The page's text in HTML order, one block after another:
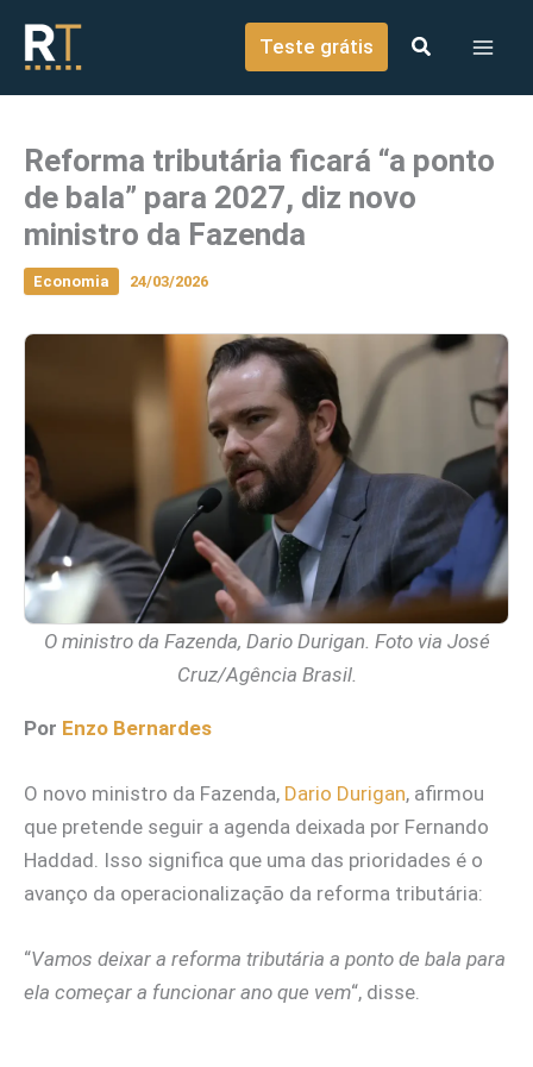
conteúdo
Teste grátis
Reforma tributária ficará “a ponto
de bala” para 2027, diz novo
ministro da Fazenda
Economia 24/03/2026
O ministro da Fazenda, Dario Durigan. Foto via José
Cruz/Agência Brasil.
Por Enzo Bernardes
O novo ministro da Fazenda, Dario Durigan, afirmou
que pretende seguir a agenda deixada por Fernando
Haddad. Isso significa que uma das prioridades é o
avanço da operacionalização da reforma tributária:
“Vamos deixar a reforma tributária a ponto de bala para
ela começar a funcionar ano que vem“, disse.